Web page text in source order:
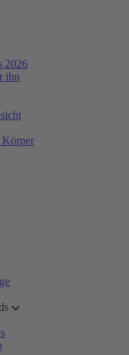
2026
ihn
Körper